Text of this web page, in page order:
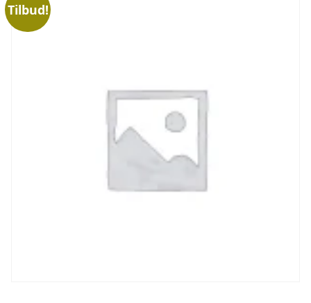
Tilbud!